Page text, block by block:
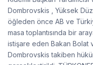
Dombrovskis , Yüksek
öğleden önce AB ve
masa toplantısında bir
istişare eden Bakan Bolat
Dombrovskis takiben